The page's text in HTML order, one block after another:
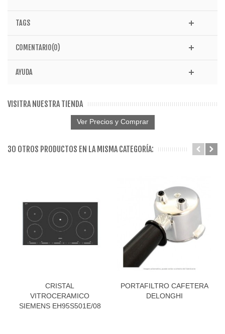
TAGS
COMENTARIO(0)
AYUDA
VISITRA NUESTRA TIENDA
Ver Precios y Comprar
30 OTROS PRODUCTOS EN LA MISMA CATEGORÍA:
CRISTAL
VITROCERAMICO
SIEMENS EH95S501E/08
PORTAFILTRO CAFETERA
DELONGHI